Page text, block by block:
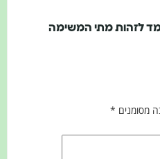
לזהות מתי המשימה
מסומנים*